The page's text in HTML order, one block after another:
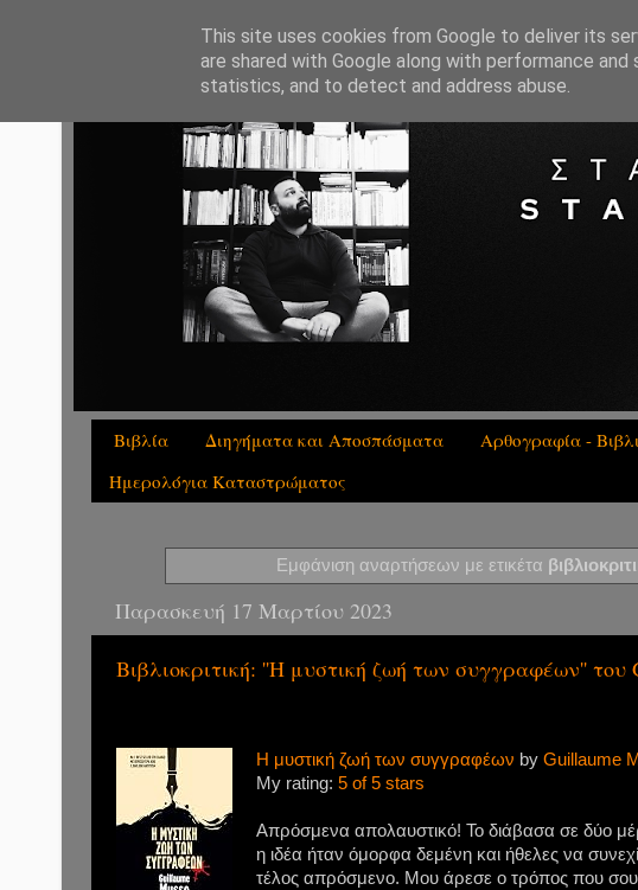
Βιβλία Διηγήματα και Αποσπάσματα Αρθογραφία -
Ημερολόγια Καταστρώματος
Εμφάνιση αναρτήσεων με ετικέτα
Παρασκευή 17 Μαρτίου 2023
Βιβλιοκριτική: ''Η μυστική ζωή των συγγραφέων'' του
Η μυστική ζωή των συγγραφέων by Guillaume
My rating: 5 of 5 stars
Απρόσμενα απολαυστικό! Το διάβασα σε δύο
η ιδέα ήταν όμορφα δεμένη και ήθελες να
τέλος απρόσμενο. Μου άρεσε ο τρόπος που σου
This site uses cookies from Google to deliver its
are shared with Google along with performance
statistics, and to detect and address abuse.